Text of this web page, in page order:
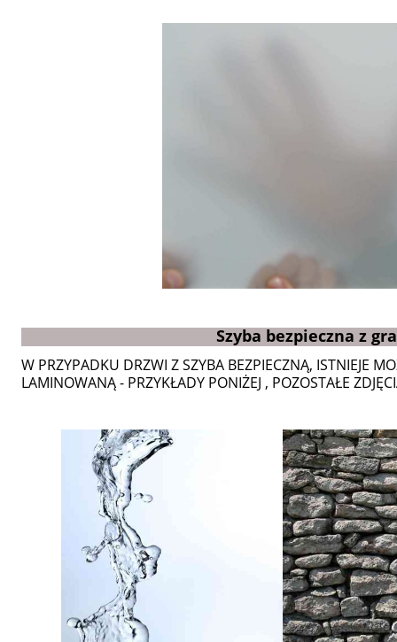
Szyba bezpieczna z
W PRZYPADKU DRZWI Z SZYBA BEZPIECZNĄ, ISTNIEJE
LAMINOWANĄ - PRZYKŁADY PONIŻEJ , POZOSTAŁE